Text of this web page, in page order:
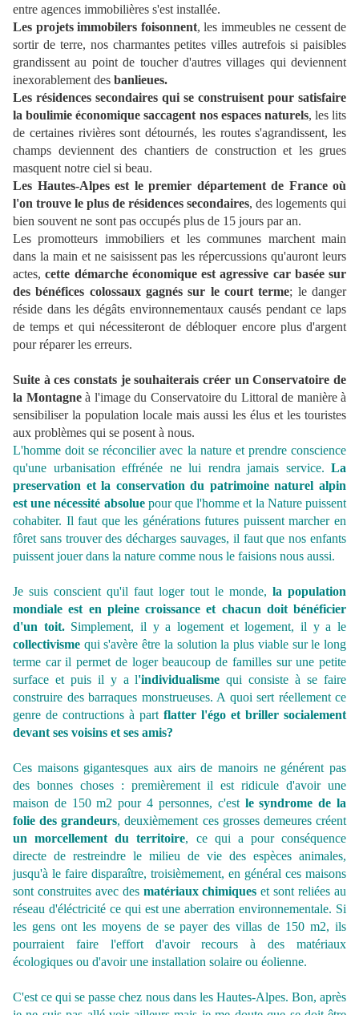
entre agences immobilières s'est installée.
Les projets immobilers foisonnent, les immeubles ne cessent de
sortir de terre, nos charmantes petites villes autrefois si paisibles
grandissent au point de toucher d'autres villages qui deviennent
inexorablement des banlieues.
Les résidences secondaires qui se construisent pour satisfaire
la boulimie économique saccagent nos espaces naturels, les lits
de certaines rivières sont détournés, les routes s'agrandissent, les
champs deviennent des chantiers de construction et les grues
masquent notre ciel si beau.
Les Hautes-Alpes est le premier département de France où
l'on trouve le plus de résidences secondaires, des logements qui
bien souvent ne sont pas occupés plus de 15 jours par an.
Les promotteurs immobiliers et les communes marchent main
dans la main et ne saisissent pas les répercussions qu'auront leurs
actes,cette démarche économique est agressive car basée sur
des bénéfices colossaux gagnés sur le court terme; le danger
réside dans les dégâts environnementaux causés pendant ce laps
de temps et qui nécessiteront de débloquer encore plus d'argent
pour réparer les erreurs.
Suite à ces constats je souhaiterais créer un Conservatoire de
la Montagneà l'image du Conservatoire du Littoral de manière à
sensibiliser la population locale mais aussi les élus et les touristes
aux problèmes qui se posent à nous.
L'homme doit se réconcilier avec la nature et prendre conscience
qu'une urbanisation effrénée ne lui rendra jamais service. La
preservation et la conservation du patrimoine naturel alpin
est une nécessité absolue pour que l'homme et la Nature puissent
cohabiter. Il faut que les générations futures puissent marcher en
fôret sans trouver des décharges sauvages, il faut que nos enfants
puissent jouer dans la nature comme nous le faisions nous aussi.
Je suis conscient qu'il faut loger tout le monde, la population
mondiale est en pleine croissance et chacun doit bénéficier
d'un toit. Simplement, il y a logement et logement, il y a le
collectivisme qui s'avère être la solution la plus viable sur le long
terme car il permet de loger beaucoup de familles sur une petite
surface et puis il y a l'individualisme qui consiste à se faire
construire des barraques monstrueuses. A quoi sert réellement ce
genre de contructions à part flatter l'égo et briller socialement
devant ses voisins et ses amis?
Ces maisons gigantesques aux airs de manoirs ne générent pas
des bonnes choses : premièrement il est ridicule d'avoir une
maison de 150 m2 pour 4 personnes, c'est le syndrome de la
folie des grandeurs, deuxièmement ces grosses demeures créent
un morcellement du territoire, ce qui a pour conséquence
directe de restreindre le milieu de vie des espèces animales,
jusqu'à le faire disparaître, troisièmement, en général ces maisons
sont construites avec des matériaux chimiques et sont reliées au
réseau d'éléctricité ce qui est une aberration environnementale. Si
les gens ont les moyens de se payer des villas de 150 m2, ils
pourraient faire l'effort d'avoir recours à des matériaux
écologiques ou d'avoir une installation solaire ou éolienne.
C'est ce qui se passe chez nous dans les Hautes-Alpes. Bon, après